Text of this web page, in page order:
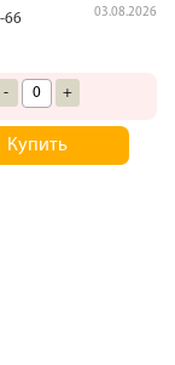
66
03.08.2026
- +
Купить